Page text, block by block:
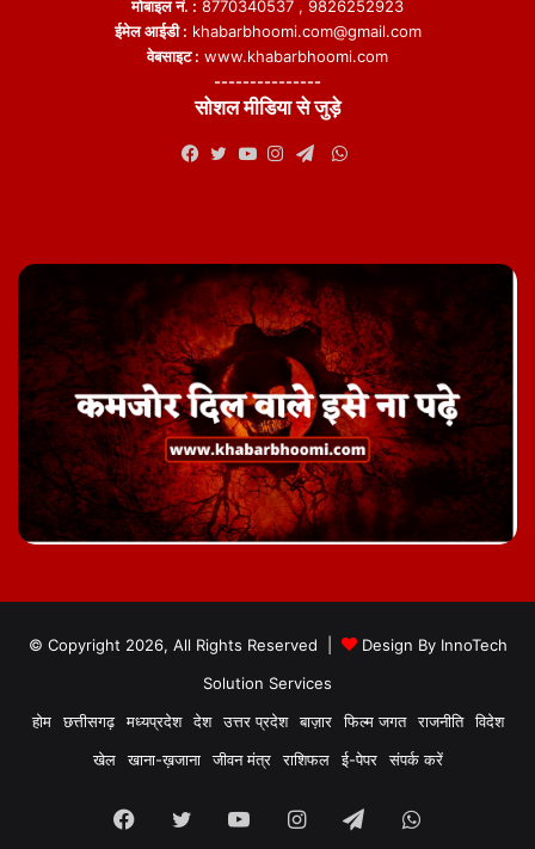
मोबाइल नं. : 8770340537 , 9826252923
ईमेल आईडी : khabarbhoomi.com@gmail.com
वेबसाइट : www.khabarbhoomi.com
---------------
सोशल मीडिया से जुड़े
WhatsApp
© Copyright 2026, All Rights Reserved | Design By InnoTech
Solution Services
होम
छत्तीसगढ़ मध्यप्रदेश देश उत्तर प्रदेश बाज़ार फिल्म जगत राजनीति
विदेश
खेल
खाना-ख़जाना जीवन मंत्र राशिफल ई-पेपर संपर्क करें
Facebook
TwitterYouTubeInstagram
TelegramWhatsApp